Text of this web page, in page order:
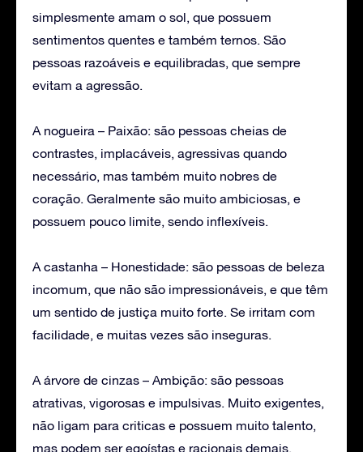
simplesmente amam o sol, que possuem
sentimentos quentes e também ternos. São
pessoas razoáveis e equilibradas, que sempre
evitam a agressão.
A nogueira – Paixão: são pessoas cheias de
contrastes, implacáveis, agressivas quando
necessário, mas também muito nobres de
coração. Geralmente são muito ambiciosas, e
possuem pouco limite, sendo inflexíveis.
A castanha – Honestidade: são pessoas de beleza
incomum, que não são impressionáveis, e que têm
um sentido de justiça muito forte. Se irritam com
facilidade, e muitas vezes são inseguras.
A árvore de cinzas – Ambição: são pessoas
atrativas, vigorosas e impulsivas. Muito exigentes,
não ligam para criticas e possuem muito talento,
mas podem ser egoístas e racionais demais.